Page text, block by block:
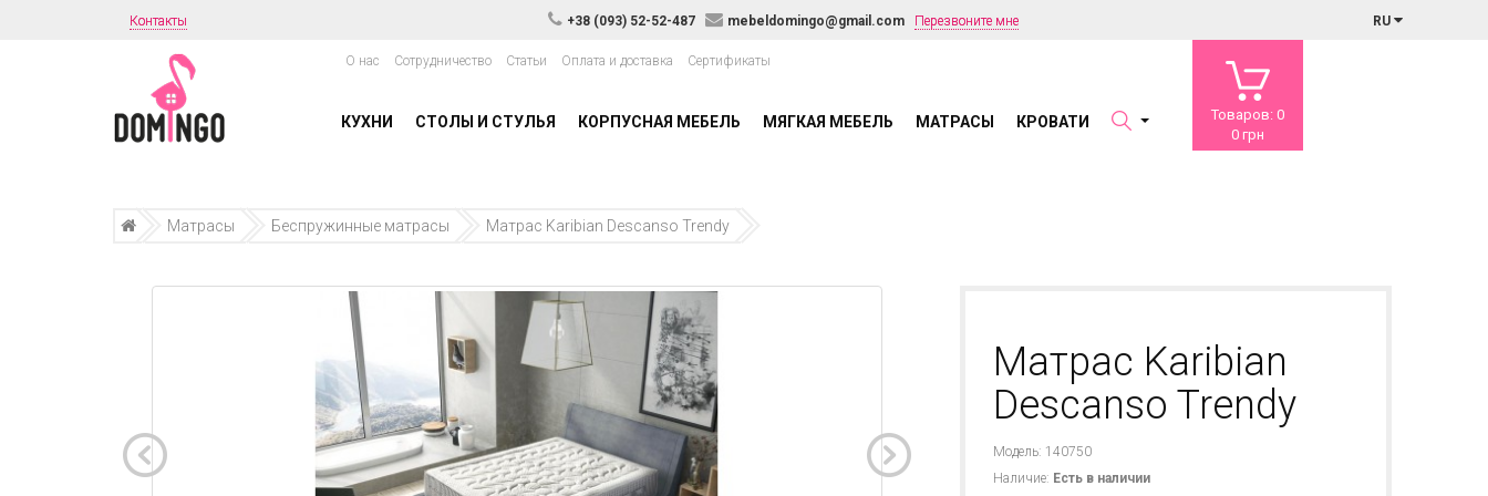
Контакты +38 (093) 52-52-487 mebeldomingo@gmail.com Перезвоните мне RU
О нас Сотрудничество Статьи Оплата и доставка Сертификаты
КУХНИ СТОЛЫ И СТУЛЬЯ КОРПУСНАЯ МЕБЕЛЬ МЯГКАЯ МЕБЕЛЬ МАТРАСЫ КРОВАТИ
Товаров: 0
0 грн
Матрасы Беспружинные матрасы Матрас Karibian Descanso Trendy
Матрас Karibian
Descanso Trendy
Модель: 140750
Наличие: Есть в наличии